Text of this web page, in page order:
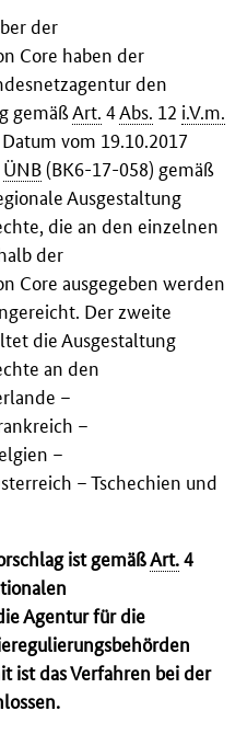
der
Core haben der
den
gemäßArt. 4Abs. 12 i.V.m.
vom 19.10.2017
ÜNB(BK6-17-058) gemäß
Ausgestaltung
die an den einzelnen
der
Core ausgegeben werden
Der zweite
die Ausgestaltung
an den
–
–
–
– Tschechien und
ist gemäßArt.4
Agentur für die
ist das Verfahren bei der